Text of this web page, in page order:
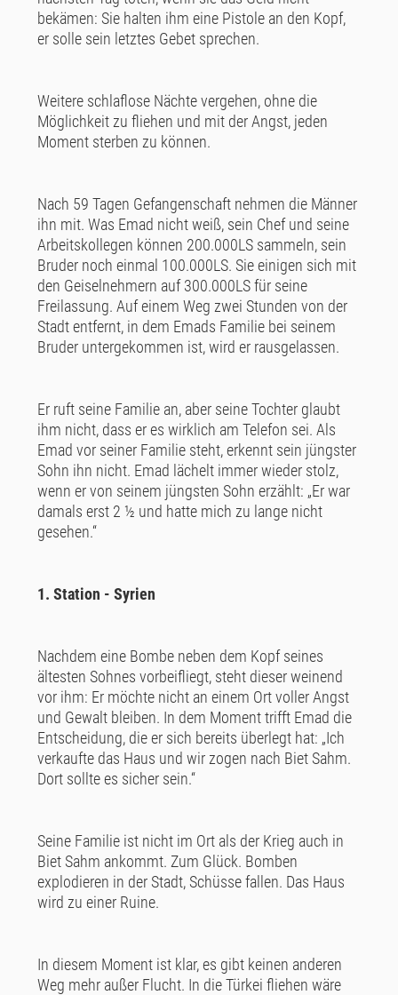
bekämen: Sie halten ihm eine Pistole an den Kopf,
er solle sein letztes Gebet sprechen.
Weitere schlaflose Nächte vergehen, ohne die
Möglichkeit zu fliehen und mit der Angst, jeden
Moment sterben zu können.
Nach 59 Tagen Gefangenschaft nehmen die Männer
ihn mit. Was Emad nicht weiß, sein Chef und seine
Arbeitskollegen können 200.000LS sammeln, sein
Bruder noch einmal 100.000LS. Sie einigen sich mit
den Geiselnehmern auf 300.000LS für seine
Freilassung. Auf einem Weg zwei Stunden von der
Stadt entfernt, in dem Emads Familie bei seinem
Bruder untergekommen ist, wird er rausgelassen.
Er ruft seine Familie an, aber seine Tochter glaubt
ihm nicht, dass er es wirklich am Telefon sei. Als
Emad vor seiner Familie steht, erkennt sein jüngster
Sohn ihn nicht. Emad lächelt immer wieder stolz,
wenn er von seinem jüngsten Sohn erzählt: „Er war
damals erst 2 ½ und hatte mich zu lange nicht
gesehen.“
1. Station - Syrien
Nachdem eine Bombe neben dem Kopf seines
ältesten Sohnes vorbeifliegt, steht dieser weinend
vor ihm: Er möchte nicht an einem Ort voller Angst
und Gewalt bleiben. In dem Moment trifft Emad die
Entscheidung, die er sich bereits überlegt hat: „Ich
verkaufte das Haus und wir zogen nach Biet Sahm.
Dort sollte es sicher sein.“
Seine Familie ist nicht im Ort als der Krieg auch in
Biet Sahm ankommt. Zum Glück. Bomben
explodieren in der Stadt, Schüsse fallen. Das Haus
wird zu einer Ruine.
In diesem Moment ist klar, es gibt keinen anderen
Weg mehr außer Flucht. In die Türkei fliehen wäre